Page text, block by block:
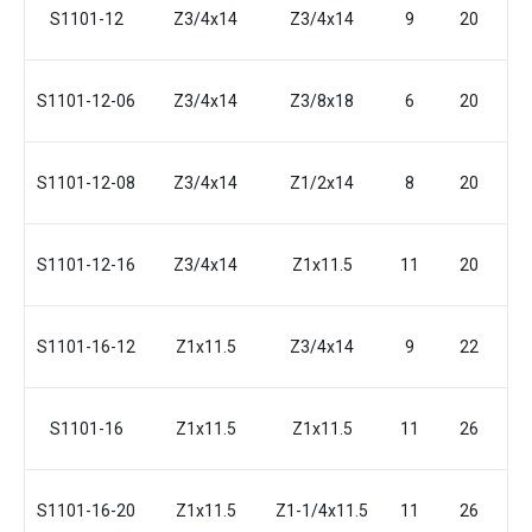
S1101-12 Z3/4x14 Z3/4x14 9 20
S1101-12-06 Z3/4x14 Z3/8x18 6 20
S1101-12-08 Z3/4x14 Z1/2x14 8 20
S1101-12-16 Z3/4x14 Z1x11.5 11 20
S1101-16-12 Z1x11.5 Z3/4x14 9 22
S1101-16 Z1x11.5 Z1x11.5 11 26
S1101-16-20 Z1x11.5 Z1-1/4x11.5 11 26